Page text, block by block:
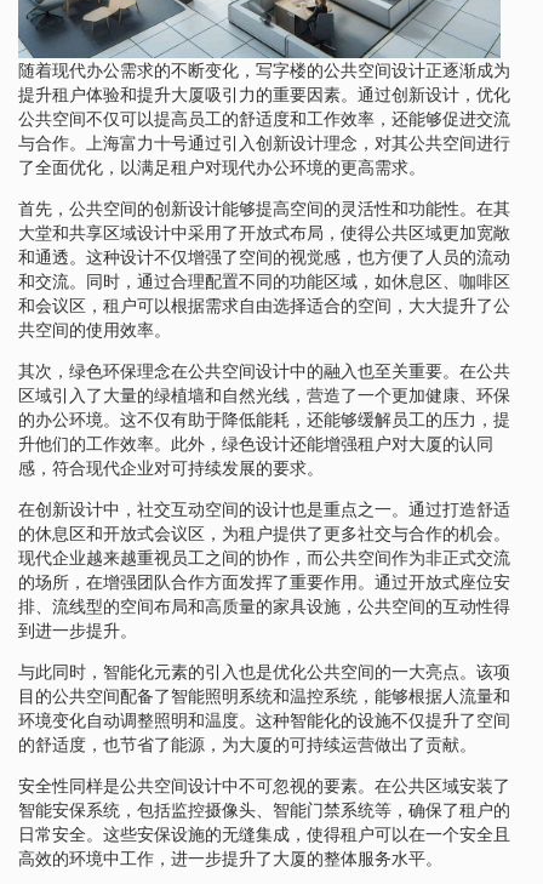
随着现代办公需求的不断变化，写字楼的公共空间设计正逐渐成为
提升租户体验和提升大厦吸引力的重要因素。通过创新设计，优化
公共空间不仅可以提高员工的舒适度和工作效率，还能够促进交流
与合作。上海富力十号通过引入创新设计理念，对其公共空间进行
了全面优化，以满足租户对现代办公环境的更高需求。
首先，公共空间的创新设计能够提高空间的灵活性和功能性。在其
大堂和共享区域设计中采用了开放式布局，使得公共区域更加宽敞
和通透。这种设计不仅增强了空间的视觉感，也方便了人员的流动
和交流。同时，通过合理配置不同的功能区域，如休息区、咖啡区
和会议区，租户可以根据需求自由选择适合的空间，大大提升了公
共空间的使用效率。
其次，绿色环保理念在公共空间设计中的融入也至关重要。在公共
区域引入了大量的绿植墙和自然光线，营造了一个更加健康、环保
的办公环境。这不仅有助于降低能耗，还能够缓解员工的压力，提
升他们的工作效率。此外，绿色设计还能增强租户对大厦的认同
感，符合现代企业对可持续发展的要求。
在创新设计中，社交互动空间的设计也是重点之一。通过打造舒适
的休息区和开放式会议区，为租户提供了更多社交与合作的机会。
现代企业越来越重视员工之间的协作，而公共空间作为非正式交流
的场所，在增强团队合作方面发挥了重要作用。通过开放式座位安
排、流线型的空间布局和高质量的家具设施，公共空间的互动性得
到进一步提升。
与此同时，智能化元素的引入也是优化公共空间的一大亮点。该项
目的公共空间配备了智能照明系统和温控系统，能够根据人流量和
环境变化自动调整照明和温度。这种智能化的设施不仅提升了空间
的舒适度，也节省了能源，为大厦的可持续运营做出了贡献。
安全性同样是公共空间设计中不可忽视的要素。在公共区域安装了
智能安保系统，包括监控摄像头、智能门禁系统等，确保了租户的
日常安全。这些安保设施的无缝集成，使得租户可以在一个安全且
高效的环境中工作，进一步提升了大厦的整体服务水平。